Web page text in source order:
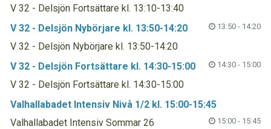
V 32 - Delsjön Fortsättare kl. 13:10-13:40
V 32 - Delsjön Nybörjare kl. 13:50-14:20
13:50 - 14:20
V 32 - Delsjön Nybörjare kl. 13:50-14:20
V 32 - Delsjön Fortsättare kl. 14:30-15:00
14:30 - 15:00
V 32 - Delsjön Fortsättare kl. 14:30-15:00
Valhallabadet Intensiv Nivå 1/2 kl. 15:00-15:45
15:00 - 15:45
Valhallabadet Intensiv Sommar 26